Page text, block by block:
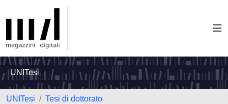
UNITesi
UNITesi
Tesi di dottorato